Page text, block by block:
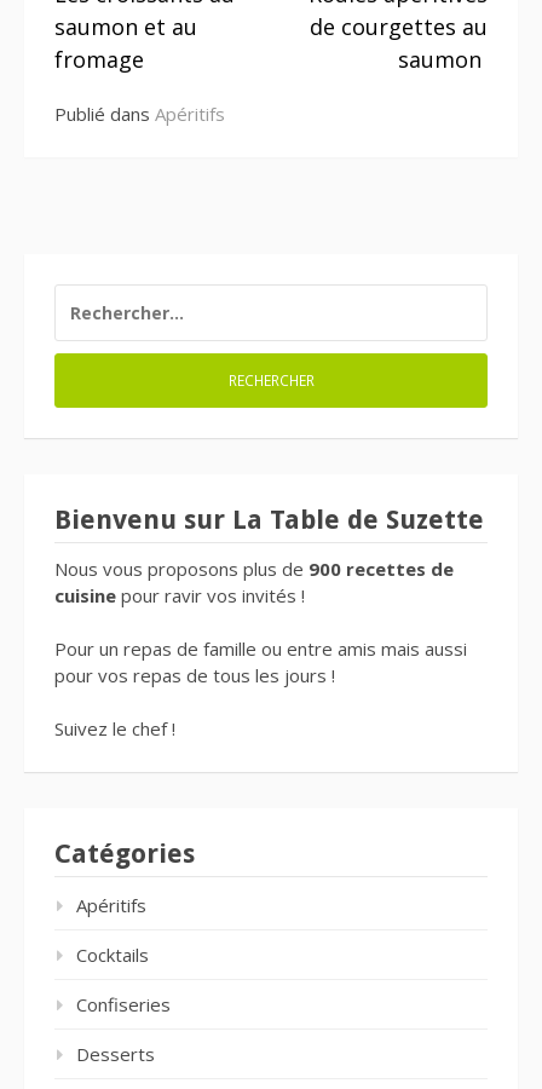
la
suite
saumon et au
fromage
de courgettes au
saumon
Publié dans Apéritifs
Bienvenu sur La Table de Suzette
Nous vous proposons plus de 900 recettes de
cuisine pour ravir vos invités !
Pour un repas de famille ou entre amis mais aussi
pour vos repas de tous les jours !
Suivez le chef !
Catégories
Apéritifs
Cocktails
Confiseries
Desserts